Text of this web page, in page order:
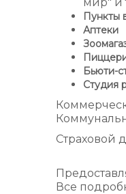
Пункты
Аптеки
Бьюти-
Студия
Страховой
Все